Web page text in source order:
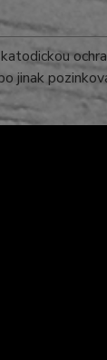
jinak